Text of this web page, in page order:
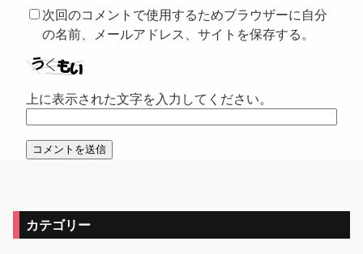
次回のコメントで使用するためブラウザーに自分
の名前、メールアドレス、サイトを保存する。
上に表示された文字を入力してください。
カテゴリー